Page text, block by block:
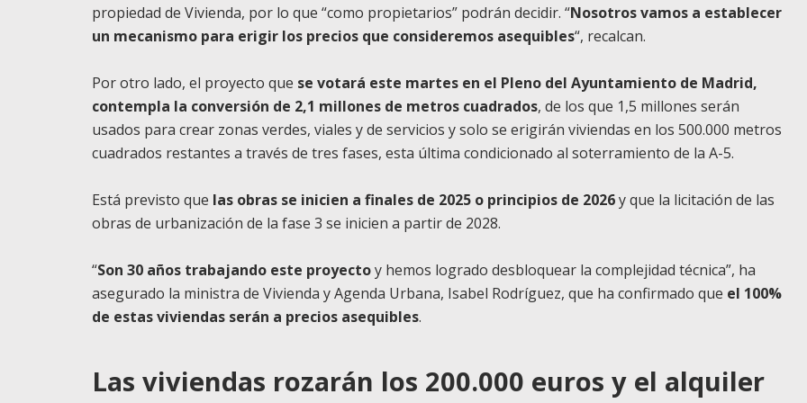
propiedad de Vivienda, por lo que “como propietarios” podrán decidir. “Nosotros vamos a establecer
un mecanismo para erigir los precios que consideremos asequibles“, recalcan.
Por otro lado, el proyecto que se votará este martes en el Pleno del Ayuntamiento de Madrid,
contempla la conversión de 2,1 millones de metros cuadrados, de los que 1,5 millones serán
usados para crear zonas verdes, viales y de servicios y solo se erigirán viviendas en los 500.000 metros
cuadrados restantes a través de tres fases, esta última condicionado al soterramiento de la A-5.
Está previsto que las obras se inicien a finales de 2025 o principios de 2026y que la licitación de las
obras de urbanización de la fase 3 se inicien a partir de 2028.
“Son 30 años trabajando este proyectoy hemos logrado desbloquear la complejidad técnica”, ha
asegurado la ministra de Vivienda y Agenda Urbana, Isabel Rodríguez, que ha confirmado que el 100%
de estas viviendas serán a precios asequibles.
Las viviendas rozarán los 200.000 euros y el alquiler